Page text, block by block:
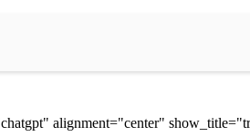
alignment="center"